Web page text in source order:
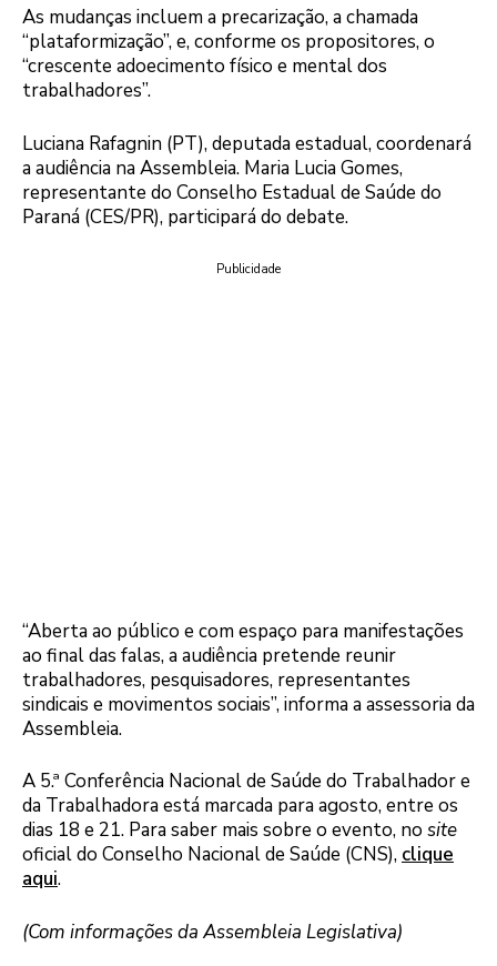
As mudanças incluem a precarização, a chamada
“plataformização”, e, conforme os propositores, o
“crescente adoecimento físico e mental dos
trabalhadores”.
Luciana Rafagnin (PT), deputada estadual, coordenará
a audiência na Assembleia. Maria Lucia Gomes,
representante do Conselho Estadual de Saúde do
Paraná (CES/PR), participará do debate.
Publicidade
“Aberta ao público e com espaço para manifestações
ao final das falas, a audiência pretende reunir
trabalhadores, pesquisadores, representantes
sindicais e movimentos sociais”, informa a assessoria da
Assembleia.
A 5.ª Conferência Nacional de Saúde do Trabalhador e
da Trabalhadora está marcada para agosto, entre os
dias 18 e 21. Para saber mais sobre o evento, no site
oficial do Conselho Nacional de Saúde (CNS), clique
aqui.
(Com informações da Assembleia Legislativa)